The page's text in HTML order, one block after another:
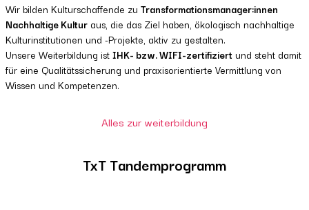
Wir bilden Kulturschaffende zu Transformationsmanager:innen
Nachhaltige Kultur aus, die das Ziel haben, ökologisch nachhaltige
Kulturinstitutionen und -Projekte, aktiv zu gestalten.
Unsere Weiterbildung istIHK- bzw. WIFI-zertifiziertund steht damit
für eine Qualitätssicherung und praxisorientierte Vermittlung von
Wissen und Kompetenzen.
Alles zur weiterbildung
TxT Tandemprogramm